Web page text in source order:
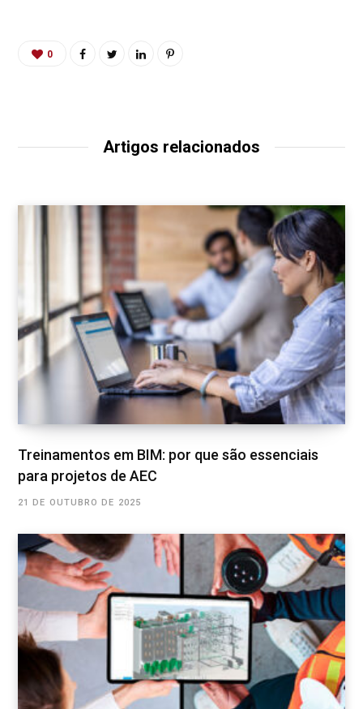
0
Artigos relacionados
Treinamentos em BIM: por que são essenciais
para projetos de AEC
21 DE OUTUBRO DE 2025